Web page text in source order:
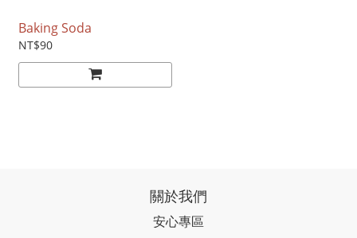
Baking Soda
NT$90
關於我們
安心專區